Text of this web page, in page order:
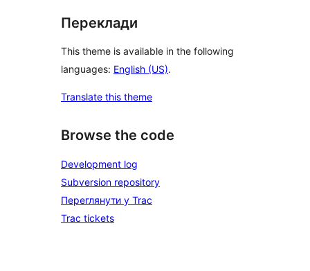
Переклади
This theme is available in the following
languages: English (US).
Translate this theme
Browse the code
Development log
Subversion repository
Переглянути у Trac
Trac tickets